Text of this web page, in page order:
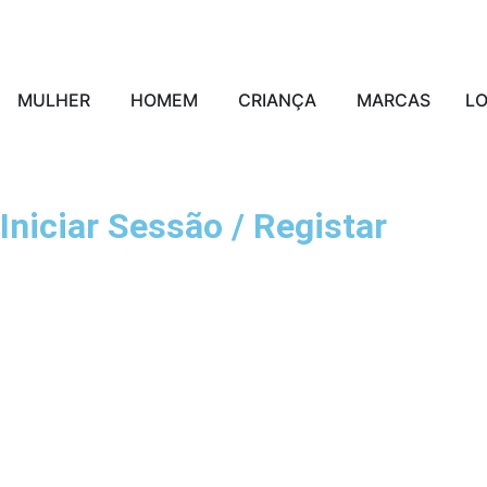
MULHER HOMEM CRIANÇA MARCAS
Iniciar Sessão / Registar